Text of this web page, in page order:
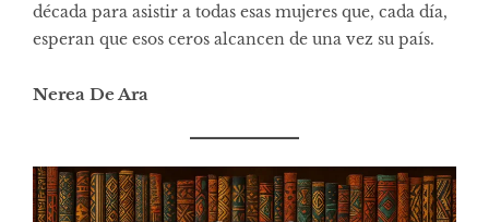
década para asistir a todas esas mujeres que, cada día,
esperan que esos ceros alcancen de una vez su país.
Nerea De Ara